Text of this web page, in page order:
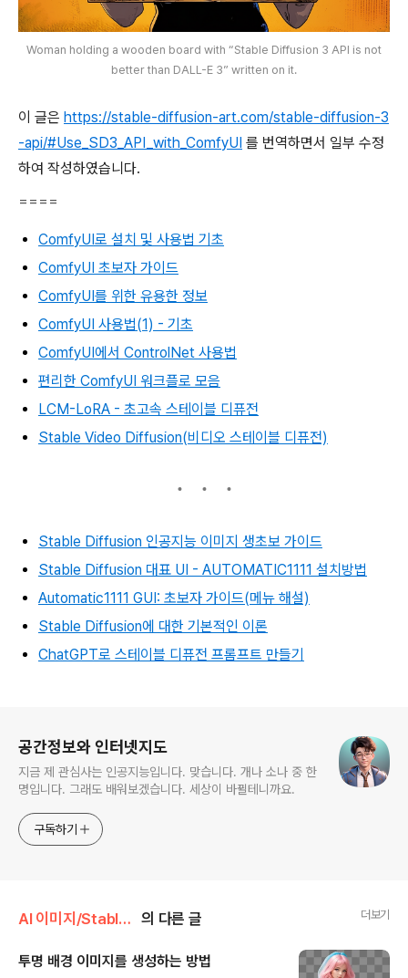
Woman holding a wooden board with “Stable Diffusion 3 API is not
better than DALL-E 3” written on it.
이 글은 https://stable-diffusion-art.com/stable-diffusion-3
-api/#Use_SD3_API_with_ComfyUI 를 번역하면서 일부 수정
하여 작성하였습니다.
====
ComfyUI로 설치 및 사용법 기초
ComfyUI 초보자 가이드
ComfyUI를 위한 유용한 정보
ComfyUI 사용법(1) - 기초
ComfyUI에서 ControlNet 사용법
편리한 ComfyUI 워크플로 모음
LCM-LoRA - 초고속 스테이블 디퓨전
Stable Video Diffusion(비디오 스테이블 디퓨전)
Stable Diffusion 인공지능 이미지 생초보 가이드
Stable Diffusion 대표 UI - AUTOMATIC1111 설치방법
Automatic1111 GUI: 초보자 가이드(메뉴 해설)
Stable Diffusion에 대한 기본적인 이론
ChatGPT로 스테이블 디퓨전 프롬프트 만들기
공간정보와 인터넷지도
지금 제 관심사는 인공지능입니다. 맞습니다. 개나 소나 중 한
명입니다. 그래도 배워보겠습니다. 세상이 바뀔테니까요.
구독하기
AI 이미지/Stable Diffusion 의 다른 글 더보기
투명 배경 이미지를 생성하는 방법